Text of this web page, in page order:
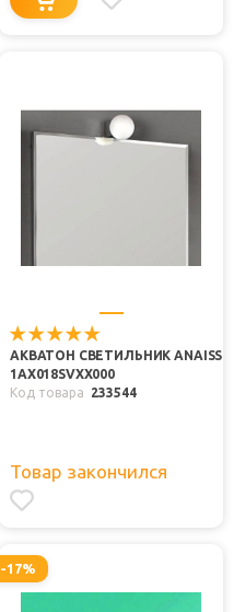
АКВАТОН СВЕТИЛЬНИК ANAISS
1AX018SVXX000
Код товара
233544
Товар закончился
-17%